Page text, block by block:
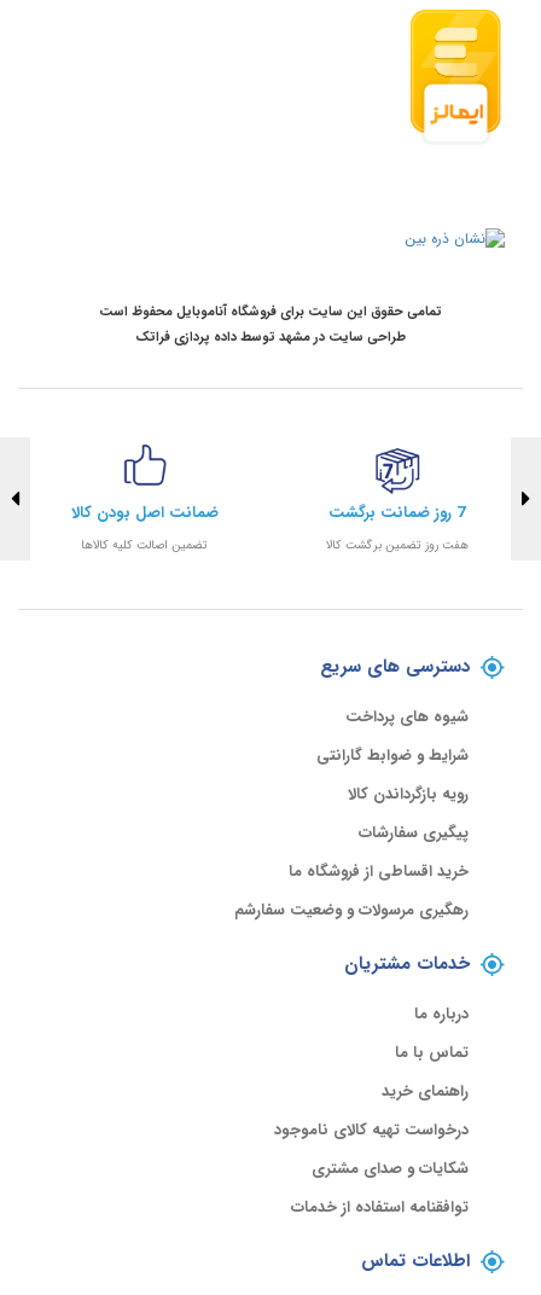
تمامی حقوق این سایت برای فروشگاه آناموبایل محفوظ است
طراحی سایت در مشهد توسطداده پردازی فراتک
7 روز ضمانت برگشت
هفت روز تضمین برگشت کالا
ضمانت اصل بودن کالا
تضمین اصالت کلیه کالاها
دسترسی های سریع
شیوه های پرداخت
شرایط و ضوابط گارانتی
رویه بازگرداندن کالا
پیگیری سفارشات
خرید اقساطی از فروشگاه ما
رهگیری مرسولات و وضعیت سفارشم
خدمات مشتریان
درباره ما
تماس با ما
راهنمای خرید
درخواست تهیه کالای ناموجود
شکایات و صدای مشتری
توافقنامه استفاده از خدمات
اطلاعات تماس